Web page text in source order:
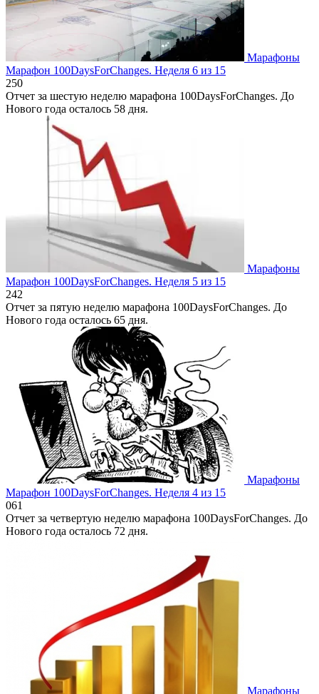
Марафоны
Марафон 100DaysForChanges. Неделя 6 из 15
250
Отчет за шестую неделю марафона 100DaysForChanges. До
Нового года осталось 58 дня.
Марафоны
Марафон 100DaysForChanges. Неделя 5 из 15
242
Отчет за пятую неделю марафона 100DaysForChanges. До
Нового года осталось 65 дня.
Марафоны
Марафон 100DaysForChanges. Неделя 4 из 15
061
Отчет за четвертую неделю марафона 100DaysForChanges. До
Нового года осталось 72 дня.
Марафоны